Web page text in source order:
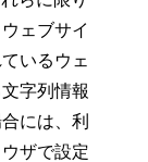
ェブサイ
いるウェ
字列情報
には、利
ザで設定